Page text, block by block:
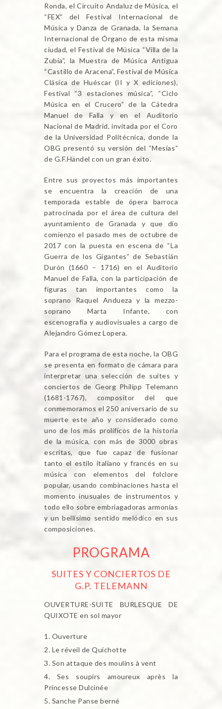
Ronda, el Circuito Andaluz de Música, el
“FEX” del Festival Internacional de
Música y Danza de Granada, la Semana
Internacional de Órgano de esta misma
ciudad, el Festival de Música “Villa de la
Zubia”, la Muestra de Música Antigua
“Castillo de Aracena”, Festival de Música
Clásica de Huéscar (II y X ediciones),
Festival “3 estaciones música”, “Ciclo
Música en el Crucero” de la Cátedra
Manuel de Falla y en el Auditorio
Nacional de Madrid, invitada por el Coro
de la Universidad Politécnica, donde la
OBG presentó su versión del “Mesías”
de G.F.Händel con un gran éxito.
Entre sus proyectos más importantes
se encuentra la creación de una
temporada estable de ópera barroca
patrocinada por el área de cultura del
ayuntamiento de Granada y que dio
comienzo el pasado mes de octubre de
2017 con la puesta en escena de “La
Guerra de los Gigantes” de Sebastián
Durón (1660 – 1716) en el Auditorio
Manuel de Falla, con la participación de
figuras tan importantes como la
soprano Raquel Andueza y la mezzo-
soprano Marta Infante, con
escenografía y audiovisuales a cargo de
Alejandro Gómez Lopera.
Para el programa de esta noche, la OBG
se presenta en formato de cámara para
interpretar una selección de suites y
conciertos de Georg Philipp Telemann
(1681-1767), compositor del que
conmemoramos el 250 aniversario de su
muerte este año y considerado como
uno de los más prolíficos de la historia
de la música, con más de 3000 obras
escritas, que fue capaz de fusionar
tanto el estilo italiano y francés en su
música con elementos del folclore
popular, usando combinaciones hasta el
momento inusuales de instrumentos y
todo ello sobre embriagadoras armonías
y un bellísimo sentido melódico en sus
composiciones.
PROGRAMA
SUITES Y CONCIERTOS DE
G.P. TELEMANN
OUVERTURE-SUITE BURLESQUE DE
QUIXOTE en sol mayor
Ouverture
Le réveil de Quichotte
Son attaque des moulins à vent
Ses soupirs amoureux après la
Princesse Dulcinée
Sanche Panse berné